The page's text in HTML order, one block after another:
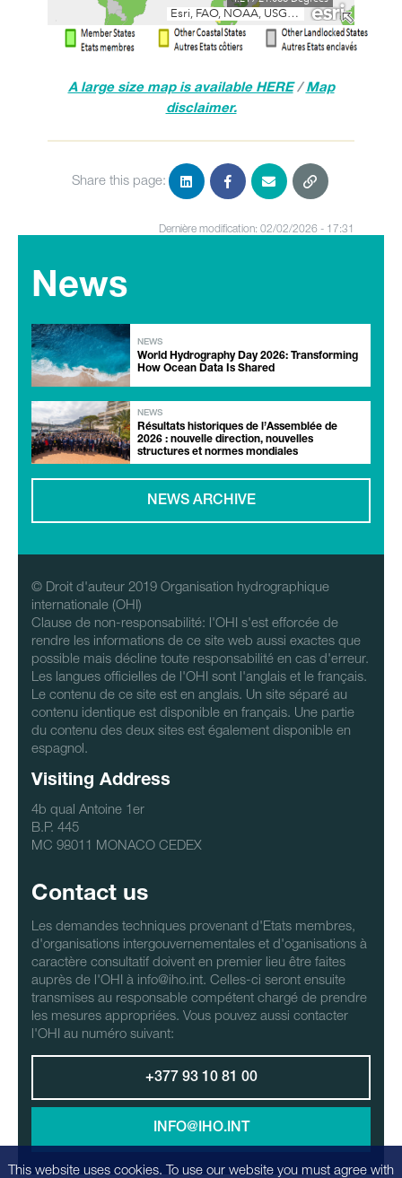
A large size map is available HERE/ Map
disclaimer.
Share this page:
Dernière modification: 02/02/2026 - 17:31
News
NEWS
World Hydrography Day 2026: Transforming
How Ocean Data Is Shared
NEWS
Résultats historiques de l’Assemblée de
2026 : nouvelle direction, nouvelles
structures et normes mondiales
NEWS ARCHIVE
© Droit d'auteur 2019 Organisation hydrographique
internationale (OHI)
Clause de non-responsabilité: l'OHI s'est efforcée de
rendre les informations de ce site web aussi exactes que
possible mais décline toute responsabilité en cas d'erreur.
Les langues officielles de l'OHI sont l'anglais et le français.
Le contenu de ce site est en anglais. Un site séparé au
contenu identique est disponible en français. Une partie
du contenu des deux sites est également disponible en
espagnol.
Visiting Address
4b qual Antoine 1er
B.P. 445
MC 98011 MONACO CEDEX
Contact us
Les demandes techniques provenant d'Etats membres,
d'organisations intergouvernementales et d'oganisations à
caractère consultatif doivent en premier lieu être faites
auprès de l'OHI à info@iho.int. Celles-ci seront ensuite
transmises au responsable compétent chargé de prendre
les mesures appropriées. Vous pouvez aussi contacter
l'OHI au numéro suivant:
+377 93 10 81 00
INFO@IHO.INT
This website uses cookies. To use our website you must agree with